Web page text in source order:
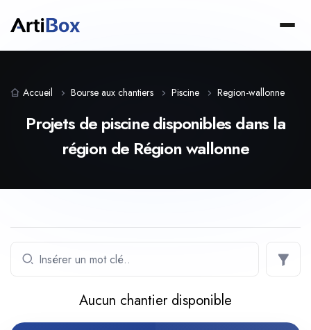
Accueil Bourse aux chantiers Piscine Region-wallonne
Projets de piscine disponibles dans la
région de Région wallonne
Aucun chantier disponible